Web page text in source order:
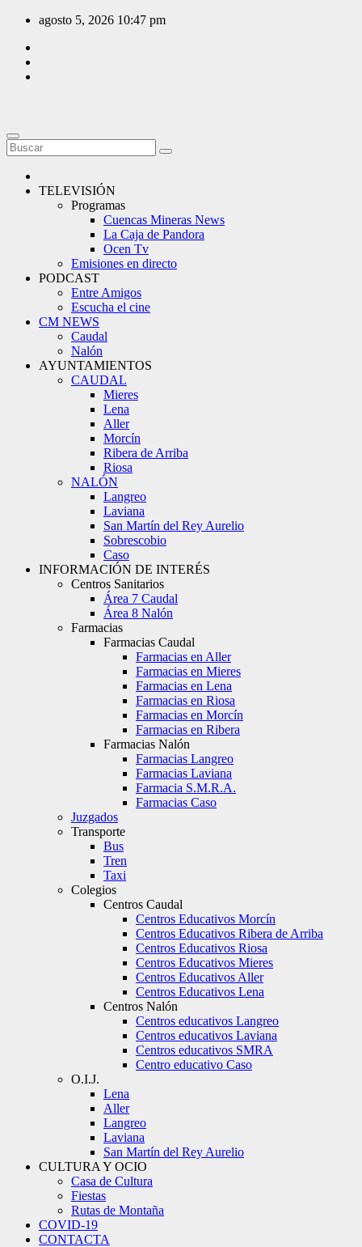
Saltar
contenido
agosto 5, 2026 10:47 pm
TELEVISIÓN
Programas
Cuencas Mineras News
La Caja de Pandora
Ocen Tv
Emisiones en directo
PODCAST
Entre Amigos
Escucha el cine
CM NEWS
Caudal
Nalón
AYUNTAMIENTOS
CAUDAL
Mieres
Lena
Aller
Morcín
Ribera de Arriba
Riosa
NALÓN
Langreo
Laviana
San Martín del Rey Aurelio
Sobrescobio
Caso
INFORMACIÓN DE INTERÉS
Centros Sanitarios
Área 7 Caudal
Área 8 Nalón
Farmacias
Farmacias Caudal
Farmacias en Aller
Farmacias en Mieres
Farmacias en Lena
Farmacias en Riosa
Farmacias en Morcín
Farmacias en Ribera
Farmacias Nalón
Farmacias Langreo
Farmacias Laviana
Farmacia S.M.R.A.
Farmacias Caso
Juzgados
Transporte
Bus
Tren
Taxi
Colegios
Centros Caudal
Centros Educativos Morcín
Centros Educativos Ribera de Arriba
Centros Educativos Riosa
Centros Educativos Mieres
Centros Educativos Aller
Centros Educativos Lena
Centros Nalón
Centros educativos Langreo
Centros educativos Laviana
Centros educativos SMRA
Centro educativo Caso
O.I.J.
Lena
Aller
Langreo
Laviana
San Martín del Rey Aurelio
CULTURA Y OCIO
Casa de Cultura
Fiestas
Rutas de Montaña
COVID-19
CONTACTA